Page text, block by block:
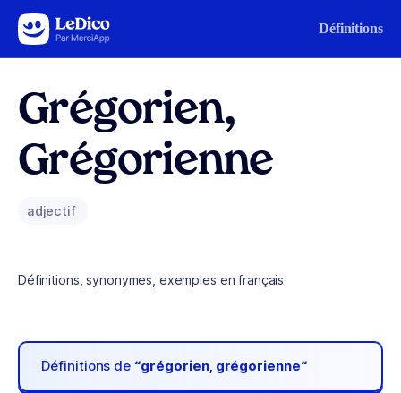
Aller au contenu Définitions
Grégorien,
Grégorienne
adjectif
Définitions, synonymes, exemples en français
Définitions de “grégorien, grégorienne“